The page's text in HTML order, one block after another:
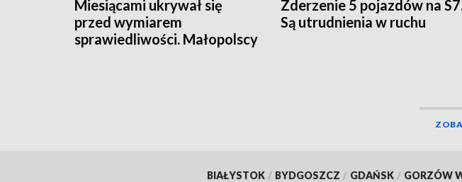
Miesiącami ukrywał się
przed wymiarem
sprawiedliwości. Małopolscy
Zderzenie 5 pojazdów na
Są utrudnienia w ruchu
BIAŁYSTOK / BYDGOSZCZ / GDAŃSK / GORZÓW